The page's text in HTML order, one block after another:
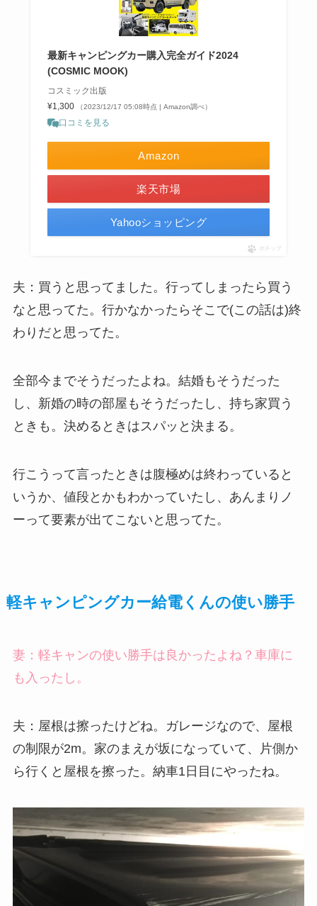
最新キャンピングカー購入完全ガイド2024
(COSMIC MOOK)
コスミック出版
¥1,300
（2023/12/17 05:08時点 | Amazon調べ）
口コミを見る
Amazon
楽天市場
Yahooショッピング
ポチップ
夫：買うと思ってました。行ってしまったら買う
なと思ってた。行かなかったらそこで(この話は)終
わりだと思ってた。
全部今までそうだったよね。結婚もそうだった
し、新婚の時の部屋もそうだったし、持ち家買う
ときも。決めるときはスパッと決まる。
行こうって言ったときは腹極めは終わっていると
いうか、値段とかもわかっていたし、あんまりノ
ーって要素が出てこないと思ってた。
軽キャンピングカー給電くんの使い勝手
妻：軽キャンの使い勝手は良かったよね？車庫に
も入ったし。
夫：屋根は擦ったけどね。ガレージなので、屋根
の制限が2m。家のまえが坂になっていて、片側か
ら行くと屋根を擦った。納車1日目にやったね。